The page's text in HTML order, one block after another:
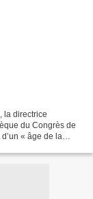
la directrice
du Congrès de
« âge de la